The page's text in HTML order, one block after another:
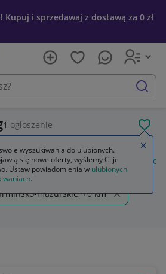
Kupuj i sprzedawaj z dostawą za 0 zł
szukaj
1 ogłoszenie
do szlifierki przystawka do
mazurskie, +0 km
wyszukiwania do ulubionych.
się nowe oferty, wyślemy Ci je
Ustaw powiadomienia w ulubionych
.